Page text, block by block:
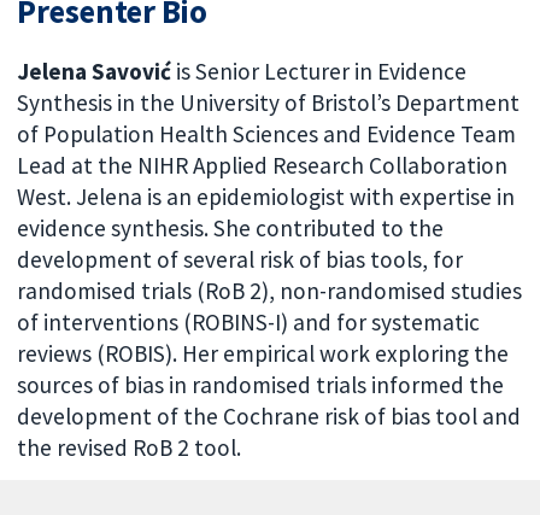
Presenter Bio
Jelena Savović is Senior Lecturer in Evidence
Synthesis in the University of Bristol’s Department
of Population Health Sciences and Evidence Team
Lead at the NIHR Applied Research Collaboration
West. Jelena is an epidemiologist with expertise in
evidence synthesis. She contributed to the
development of several risk of bias tools, for
randomised trials (RoB 2), non-randomised studies
of interventions (ROBINS-I) and for systematic
reviews (ROBIS). Her empirical work exploring the
sources of bias in randomised trials informed the
development of the Cochrane risk of bias tool and
the revised RoB 2 tool.